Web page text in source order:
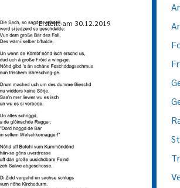
Erstellt am 30.12.2019